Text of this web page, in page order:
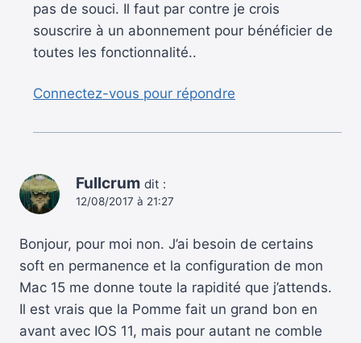
pas de souci. Il faut par contre je crois
souscrire à un abonnement pour bénéficier de
toutes les fonctionnalité..
Connectez-vous pour répondre
Fullcrum dit :
12/08/2017 à 21:27
Bonjour, pour moi non. J’ai besoin de certains
soft en permanence et la configuration de mon
Mac 15 me donne toute la rapidité que j’attends.
Il est vrais que la Pomme fait un grand bon en
avant avec IOS 11, mais pour autant ne comble